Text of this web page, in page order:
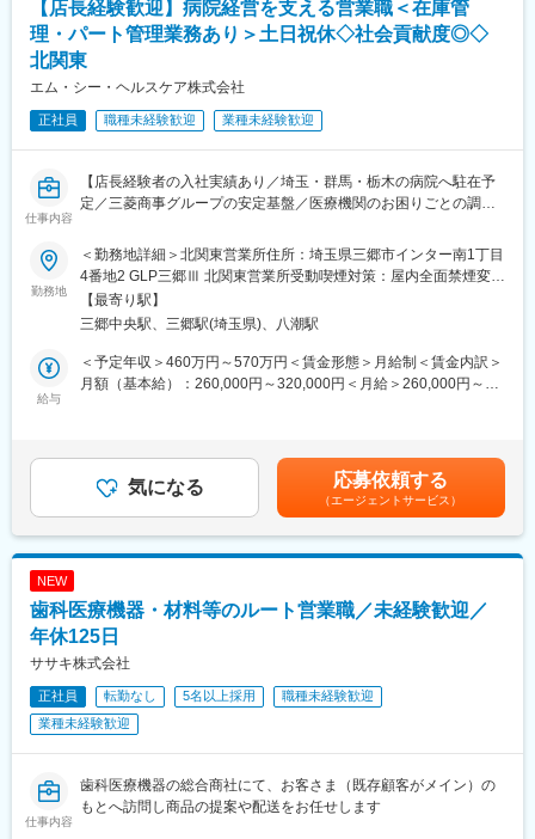
のため、パートさんの業務サポートやシフト調整も行います。
※医療材料とは？：注射やガーゼなど病院で使用される材料
医療材料の価格は、地域や病院の間で大きなばらつきがため、当
【実施内容】
・コストが低い製品を採用するために、ドクターなど医療スタッ
フへの提案
※医療スタッフの意向を確認し、コストとのバランスを鑑みて、改
善に向けた提案・各所の調整を行います。
■入社後のサポート体制：
・2～3年程度をめどに、商材知識を身につけていただきます。
にサポートしていくので、初めての方も安心です。
・基本的に、病院へ常駐するスタイルでの勤務となりますが、同
じ部署のスタッフが常に気にかけてくれるため、不安はすぐに解
消される環境です。
※埼玉・群馬・栃木エリア担当
■やりがい：
・医療機関の課題やお困りごとの解決により、医療従事者が患者
様に向き合う時間が増え、患者様への貢献につながります。
・医療の最前線で働く方からの信頼と期待に応え、感謝される瞬
間は、日本の医療を支える存在であることを実感します。
変更の範囲：会社の定める業務
【店長経験歓迎】病院経営を支える営業職＜在庫管
理・パート管理業務あり＞土日祝休◇社会貢献度◎◇
北関東
エム・シー・ヘルスケア株式会社
正社員 職種未経験歓迎 業種未経験歓迎
仕事内容
【店長経験者の入社実績あり／埼玉・群馬・栃木の病院へ駐在予
定／三菱商事グループの安定基盤／医療機関のお困りごとの調
■職務内容：
当社は、病院経営のパートナーとして、病院で使用する医療材料
や医薬品の調達、物品管理や、医療材料費に関する削減の提案を
行っております。
本ポジションでは、基本的には顧客となる病院に常駐し、医療現
場の後方支援に必要な業務に取り組んでいただきます。
（1）病院内の物流管理（SPD）
・医療材料や医薬品の調達代行
※医療材料とは？：注射やガーゼなど病院で使用される材料
医療材料の価格は、地域や病院の間で大きなばらつきがため、当
社が、医療スタッフとメーカー、ディーラーの間に立ち、適切な
【実施内容】
・メーカー、ディーラー（販売代理店）との価格交渉支援
勤務地
＜勤務地詳細＞北関東営業所住所：埼玉県三郷市インター南1丁目
4番地2 GLP三郷Ⅲ 北関東営業所受動喫煙対策：屋内全面禁煙変更
の範囲：会社の定める事業所
【最寄り駅】
三郷中央駅、三郷駅(埼玉県)、八潮駅
給与
＜予定年収＞460万円～570万円＜賃金形態＞月給制＜賃金内訳＞
月額（基本給）：260,000円～320,000円＜月給＞260,000円～
くまでも目安の金額であり、選考を通じて上下する可能性があり
ます。月給(月額)は固定手当を含めた表記です。
気になる 応募依頼する
（エージェントサービス）
NEW
歯科医療機器・材料等のルート営業職／未経験歓迎／
年休125日
ササキ株式会社
正社員 転勤なし 5名以上採用
職種未経験歓迎
業種未経験歓迎
仕事内容
歯科医療機器の総合商社にて、お客さま（既存顧客がメイン）の
もとへ訪問し商品の提案や配送をお任せします